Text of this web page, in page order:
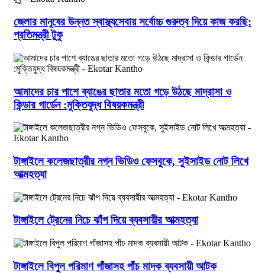
জেলার মানুষের উন্নত স্বাস্থ্যসেবায় সর্বোচ্চ গুরুত্ব দিয়ে কাজ করছি:
প্রতিমন্ত্রী টুকু
আমাদের চার পাশে ব্যাঙের ছাতার মতো গড়ে উঠছে মাদ্রাসা ও
কিন্ডার গার্ডেন :মুক্তিযুদ্ধ বিষয়কমন্ত্রী
টাঙ্গাইলে কলেজছাত্রীর নগ্ন ভিডিও ফেসবুকে, সুইসাইড নোট লিখে
আত্মহত্যা
টাঙ্গাইলে ট্রেনের নিচে ঝাঁপ দিয়ে ব্যবসায়ীর আত্মহত্যা
টাঙ্গাইলে বিপুল পরিমাণ গাঁজাসহ পাঁচ মাদক ব্যবসায়ী আটক